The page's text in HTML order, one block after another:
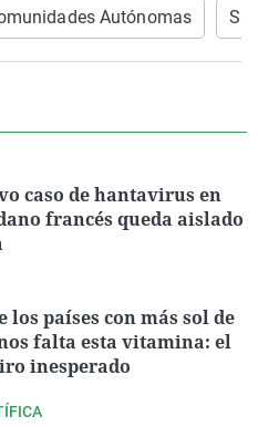
Autónomas
caso de hantavirus en
francés queda aislado
los países con más sol de
falta esta vitamina: el
inesperado